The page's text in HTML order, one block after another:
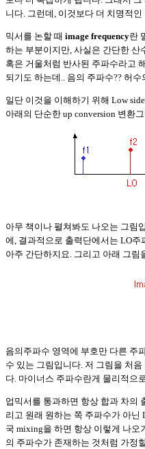
니다. 그런데, 이것보다 더 치명적
믹서를 논할 때 image frequency란
하는 부분이지만, 사실은 간단한 산
혹은 거울처럼 반사된 주파수라고
되기도 하는데.. 음의 주파수?? 허
일단 이것을 이해하기 위해 Low
아래의 단순한 up conversion 변환
아무 책이나 펼쳐봐도 나오는 그림
에, 결과적으로 출력단에서는 LO
아주 간단하지요. 그리고 아래 그
음의주파수 영역에 부호만 다른 주
수 있는 그림입니다. 저 그림을 처
다. 마이너스 주파수란게 물리적으
업믹서를 통과하면 항상 합과 차의
리고 원래 원하는 쪽 주파수가 아닌
국 mixing을 하면 항상 이렇게 나오
의 주파수가 존재하는 것처럼 가정